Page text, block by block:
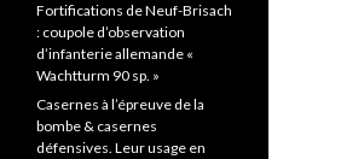
Fortifications de Neuf-Brisach
: coupole d’observation
d’infanterie allemande «
Wachtturm 90 sp. »
Casernes à l’épreuve de la
bombe & casernes
défensives. Leur usage en